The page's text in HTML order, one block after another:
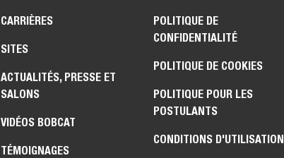
CARRIÈRES
SITES
ACTUALITÉS, PRESSE ET
SALONS
VIDÉOS BOBCAT
TÉMOIGNAGES
POLITIQUE DE
CONFIDENTIALITÉ
POLITIQUE DE COOKIES
POLITIQUE POUR LES
POSTULANTS
CONDITIONS D'UTILISATION